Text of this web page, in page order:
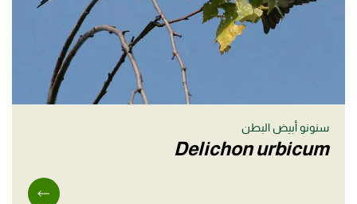
سنونو أبيض البطن
Delichon urbicum